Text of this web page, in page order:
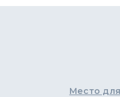
Место